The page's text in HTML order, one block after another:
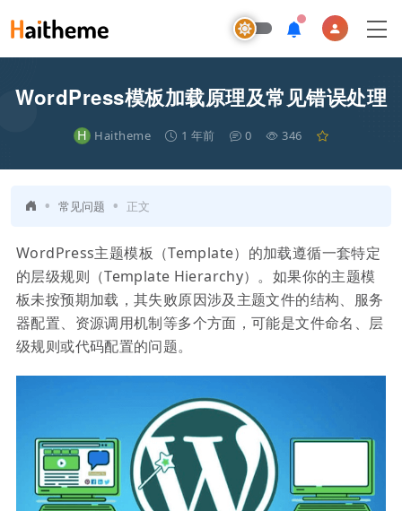
WordPress模板加载原理及常见错误处理
H Haitheme 1 年前 0 346
• 常见问题 • 正文
WordPress主题模板（Template）的加载遵循一套特定
的层级规则（Template Hierarchy）。如果你的主题模
板未按预期加载，其失败原因涉及主题文件的结构、服务
器配置、资源调用机制等多个方面，可能是文件命名、层
级规则或代码配置的问题。